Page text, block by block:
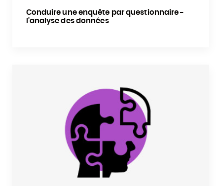
Conduire une enquête par questionnaire -
l'analyse des données